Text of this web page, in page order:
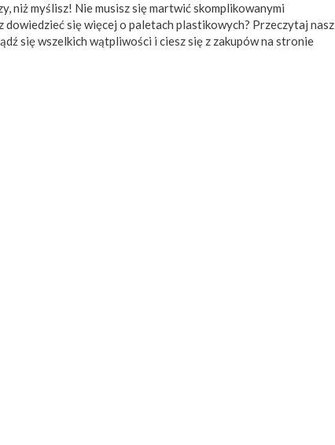
myślisz! Nie musisz się martwić skomplikowanymi
się więcej o paletach plastikowych? Przeczytaj nasz
się wszelkich wątpliwości i ciesz się z zakupów na stronie